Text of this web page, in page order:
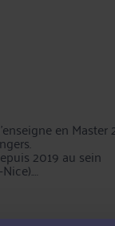
en Master
2019 au sein
des étrangers et de
interne, est